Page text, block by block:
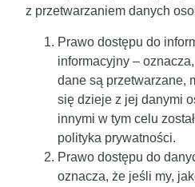
z przetwarzaniem danych
Prawo dostępu do
informacyjny –
dane są przetwarzane,
się dzieje z jej danymi
innymi w tym celu
polityka prywatności.
Prawo dostępu do
oznacza, że jeśli my,